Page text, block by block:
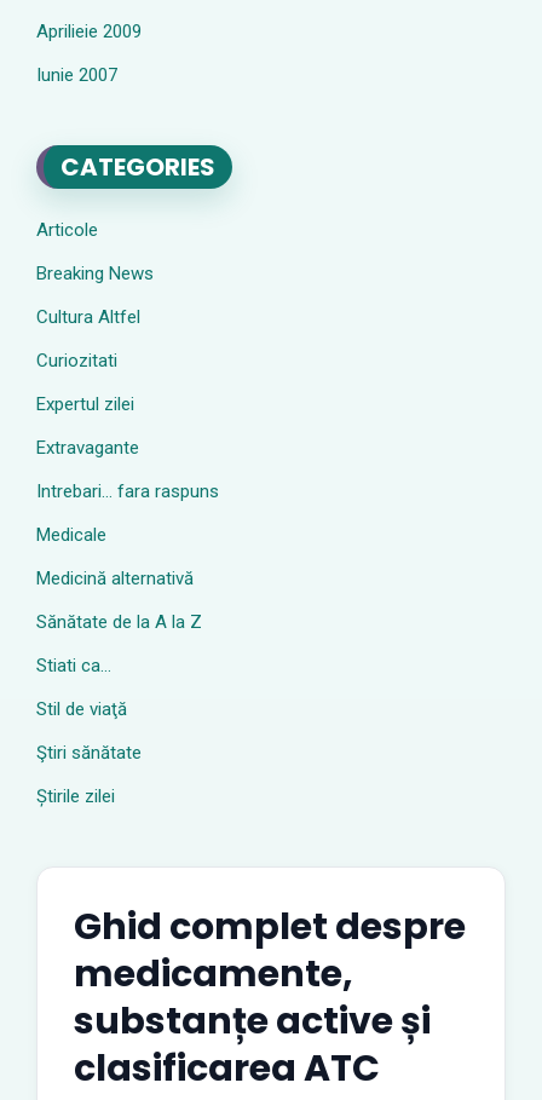
Aprilieie 2009
Iunie 2007
CATEGORIES
Articole
Breaking News
Cultura Altfel
Curiozitati
Expertul zilei
Extravagante
Intrebari… fara raspuns
Medicale
Medicină alternativă
Sănătate de la A la Z
Stiati ca…
Stil de viaţă
Ştiri sănătate
Știrile zilei
Ghid complet despre
medicamente,
substanțe active și
clasificarea ATC